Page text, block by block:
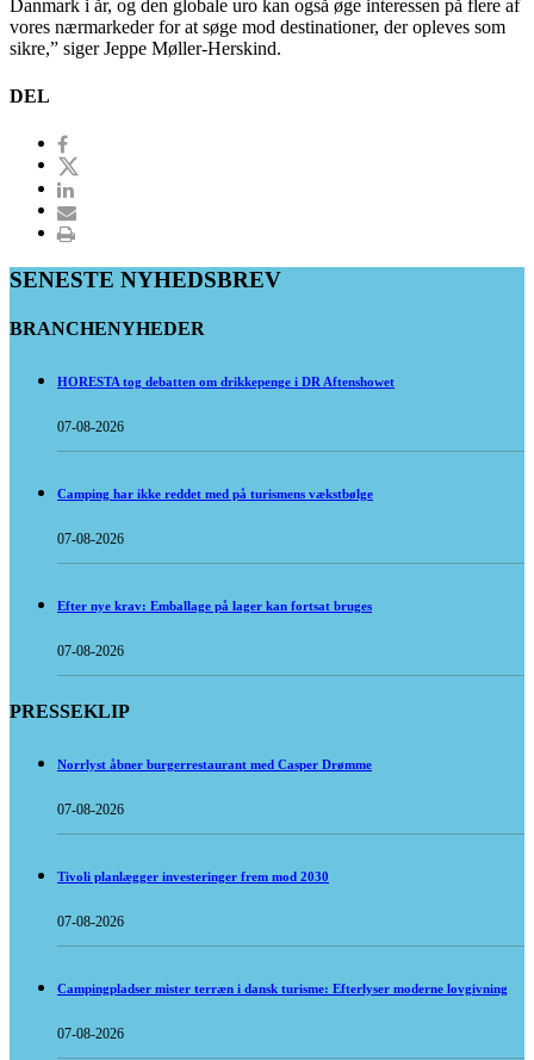
Danmark i år, og den globale uro kan også øge interessen på flere af
vores nærmarkeder for at søge mod destinationer, der opleves som
sikre,” siger Jeppe Møller-Herskind.
DEL
SENESTE NYHEDSBREV
BRANCHENYHEDER
HORESTA tog debatten om drikkepenge i DR Aftenshowet
07-08-2026
Camping har ikke reddet med på turismens vækstbølge
07-08-2026
Efter nye krav: Emballage på lager kan fortsat bruges
07-08-2026
PRESSEKLIP
Norrlyst åbner burgerrestaurant med Casper Drømme
07-08-2026
Tivoli planlægger investeringer frem mod 2030
07-08-2026
Campingpladser mister terræn i dansk turisme: Efterlyser moderne lovgivning
07-08-2026